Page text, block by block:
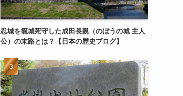
忍城を籠城死守した成田長親（のぼうの城 主人
公）の末路とは？【日本の歴史ブログ】